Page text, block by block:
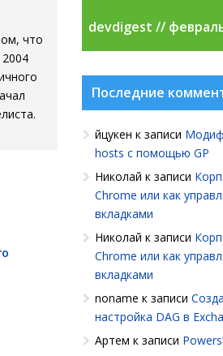
что
devdigest //
devdigest //
Последние
йцукен к записи
hosts с помощью GP
Николай к записи
Chrome или как
вкладками
Николай к записи
Chrome или как
вкладками
noname к записи
настройка DAG в
Артем к записи